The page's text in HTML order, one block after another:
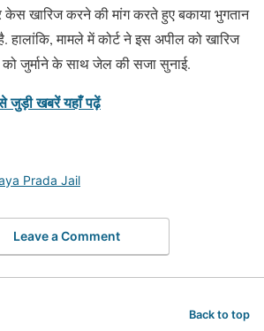
केस खारिज करने की मांग करते हुए बकाया भुगतान
हालांकि, मामले में कोर्ट ने इस अपील को खारिज
को जुर्माने के साथ जेल की सजा सुनाई.
जुड़ी खबरें यहाँ पढ़ें
Prada Jail
Leave a Comment
Back to top